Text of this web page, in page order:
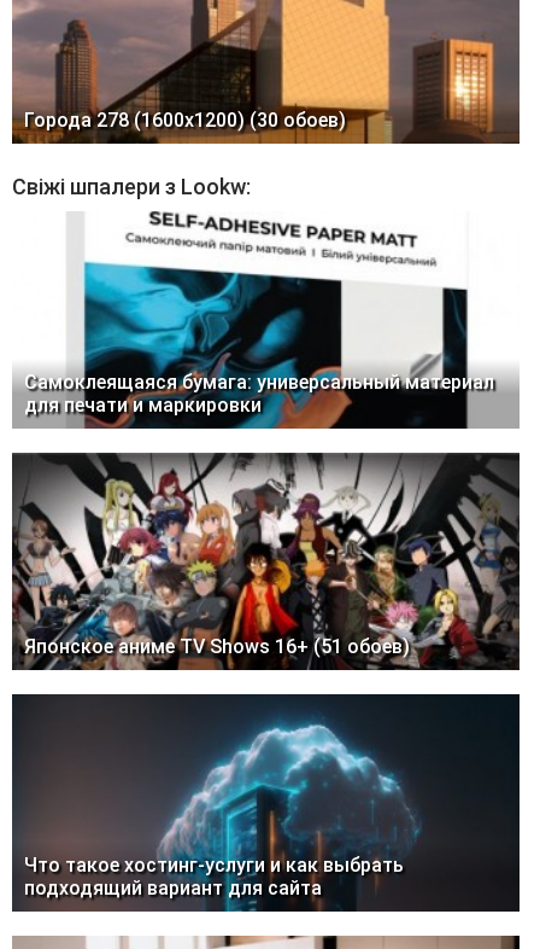
Города 278 (1600x1200) (30 обоев)
Свіжі шпалери з Lookw:
Самоклеящаяся бумага: универсальный материал
для печати и маркировки
Японское аниме TV Shows 16+ (51 обоев)
Что такое хостинг-услуги и как выбрать
подходящий вариант для сайта